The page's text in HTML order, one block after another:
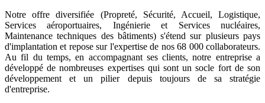
Notre offre diversifiée (Propreté, Sécurité, Accueil, Logistique,
Services aéroportuaires, Ingénierie et Services nucléaires,
Maintenance techniques des bâtiments) s'étend sur plusieurs pays
d'implantation et repose sur l'expertise de nos 68 000 collaborateurs.
Au fil du temps, en accompagnant ses clients, notre entreprise a
développé de nombreuses expertises qui sont un socle fort de son
développement et un pilier depuis toujours de sa stratégie
d'entreprise.